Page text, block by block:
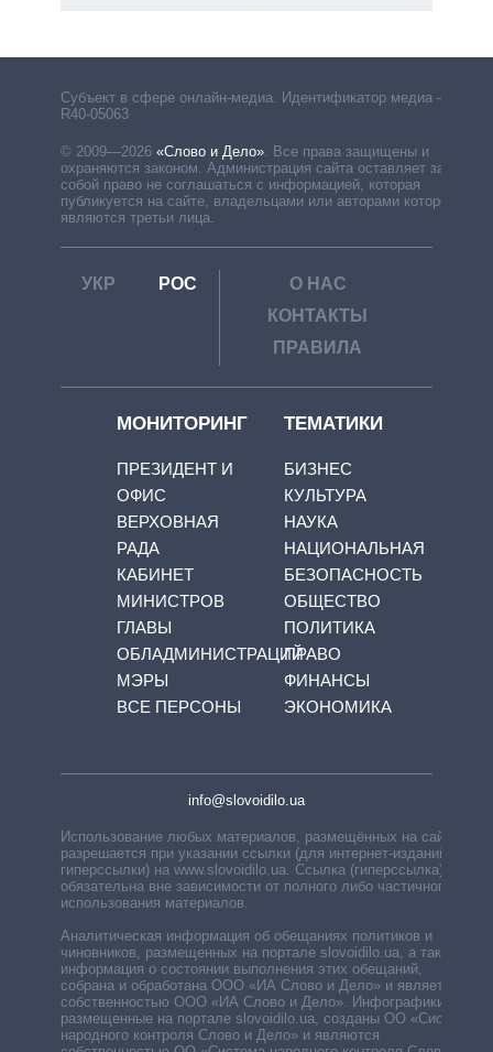
Субъект в сфере онлайн-медиа. Идентификатор медиа –
R40-05063
© 2009—2026 «Слово и Дело». Все права защищены и
охраняются законом. Администрация сайта оставляет за
собой право не соглашаться с информацией, которая
публикуется на сайте, владельцами или авторами которой
являются третьи лица.
УКР РОС
О НАС
КОНТАКТЫ
ПРАВИЛА
МОНИТОРИНГ
ПРЕЗИДЕНТ И
ОФИС
ВЕРХОВНАЯ
РАДА
КАБИНЕТ
МИНИСТРОВ
ГЛАВЫ
ОБЛАДМИНИСТРАЦИЙ
МЭРЫ
ВСЕ ПЕРСОНЫ
ТЕМАТИКИ
БИЗНЕС
КУЛЬТУРА
НАУКА
НАЦИОНАЛЬНАЯ
БЕЗОПАСНОСТЬ
ОБЩЕСТВО
ПОЛИТИКА
ПРАВО
ФИНАНСЫ
ЭКОНОМИКА
info@slovoidilo.ua
Использование любых материалов, размещённых на сайте,
разрешается при указании ссылки (для интернет-изданий —
гиперссылки) на www.slovoidilo.ua. Ссылка (гиперссылка)
обязательна вне зависимости от полного либо частичного
использования материалов.
Аналитическая информация об обещаниях политиков и
чиновников, размещенных на портале slovoidilo.ua, а также
информация о состоянии выполнения этих обещаний,
собрана и обработана ООО «ИА Слово и Дело» и является
собственностью ООО «ИА Слово и Дело». Инфографики,
размещенные на портале slovoidilo.ua, созданы ОО «Система
народного контроля Слово и Дело» и являются